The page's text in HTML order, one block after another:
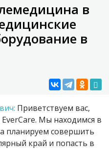
в
в
Приветствуем вас,
Мы находимся в
планируем совершить
край и попасть в